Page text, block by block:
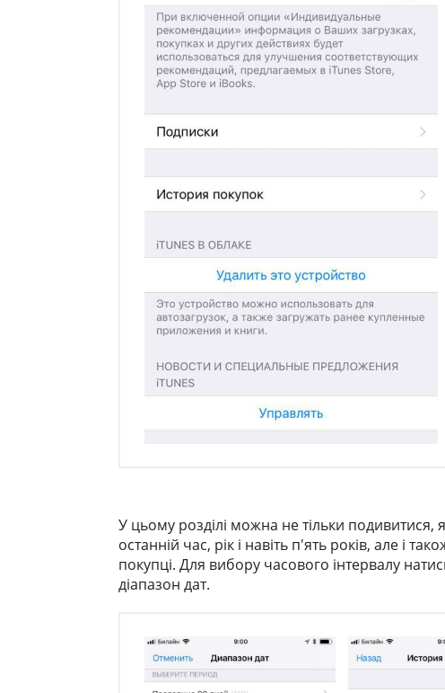
У цьому розділі можна не тільки
останній час, рік і навіть п'ять років, але і
покупці. Для вибору часового інтервалу
діапазон дат.